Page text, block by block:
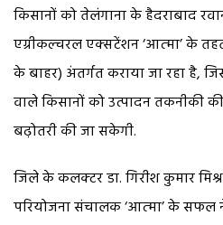
किसानों को तेलंगाना के हैदराबाद
एग्रीकल्‍चरल एक्‍सटेंशन ‘आत्‍मा’ के
के बाहर) अंतर्गत कराया जा रहा है,
वाले किसानों को उत्पादन तकनीकी
बढ़ोतरी की जा सकेगी.
जिले के कलक्‍टर डा. गिरीश कुमार
परियोजना संचालक ‘आत्‍मा’ के सफल